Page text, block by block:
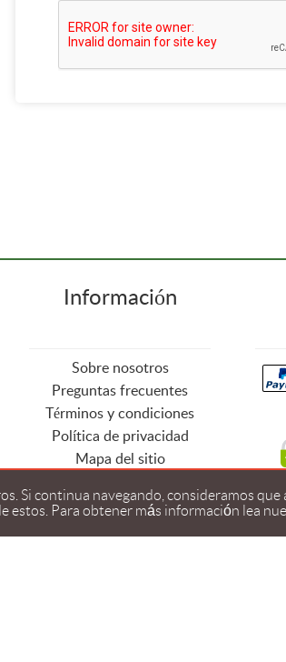
Información
Sobre nosotros
Preguntas frecuentes
Términos y condiciones
Política de privacidad
Mapa del sitio
Si continua navegando, consideramos
estos. Para obtener más información lea